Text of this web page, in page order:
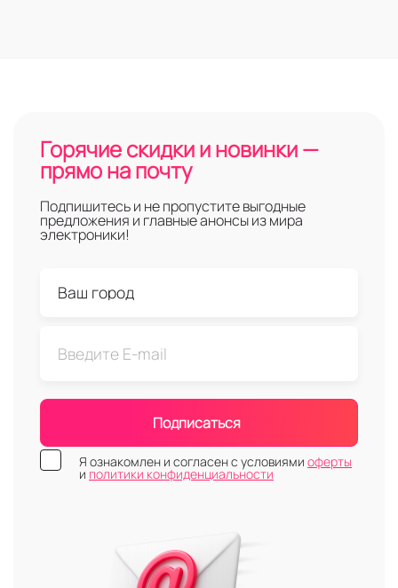
Горячие скидки и новинки —
прямо на почту
Подпишитесь и не пропустите выгодные
предложения и главные анонсы из мира
электроники!
Подписаться
Я ознакомлен и согласен с условиями оферты
и политики конфиденциальности